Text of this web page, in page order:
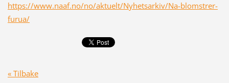
https://www.naaf.no/no/aktuelt/Nyhetsarkiv/Na-blomstrer-
furua/
« Tilbake